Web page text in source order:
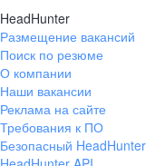
Какие
мы
рабочего
и стремление
Здесь ты
коллег,
но
и
HeadHunter
Размещение вакансий
Поиск по резюме
О компании
Наши вакансии
Реклама на сайте
Требования к ПО
Безопасный HeadHunter